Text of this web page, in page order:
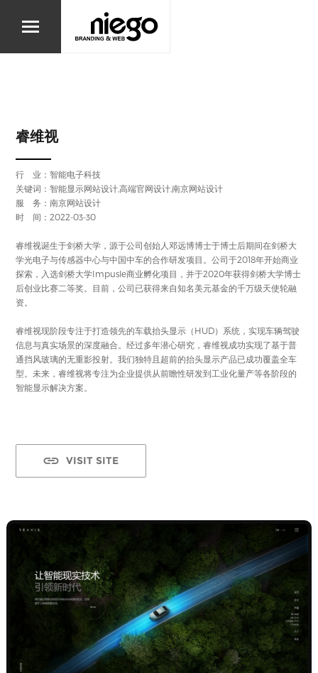
睿维视
行 业：智能电子科技
关键词：智能显示网站设计,高端官网设计,南京网站设计
服 务：南京网站设计
时 间：2022-03-30
睿维视诞生于剑桥大学，源于公司创始人邓远博博士于博士后期间在剑桥大
学光电子与传感器中心与中国中车的合作研发项目。公司于2018年开始商业
探索，入选剑桥大学Impusle商业孵化项目，并于2020年获得剑桥大学博士
后创业比赛二等奖。目前，公司已获得来自知名美元基金的千万级天使轮融
资。
睿维视现阶段专注于打造领先的车载抬头显示（HUD）系统，实现车辆驾驶
信息与真实场景的深度融合。经过多年潜心研究，睿维视成功实现了基于普
通挡风玻璃的无重影投射。我们独特且超前的抬头显示产品已成功覆盖全车
型。未来，睿维视将专注为企业提供从前瞻性研发到工业化量产等各阶段的
智能显示解决方案。
VISIT SITE